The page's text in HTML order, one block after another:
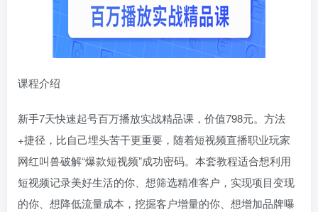
课程介绍
新手7天快速起号百万播放实战精品课，价值798元。方法
+捷径，比自己埋头苦干更重要，随着短视频直播职业玩家
网红叫兽破解“爆款短视频”成功密码。本套教程适合想利用
短视频记录美好生活的你、想筛选精准客户，实现项目变现
的你、想降低流量成本，挖掘客户增量的你、想增加品牌曝